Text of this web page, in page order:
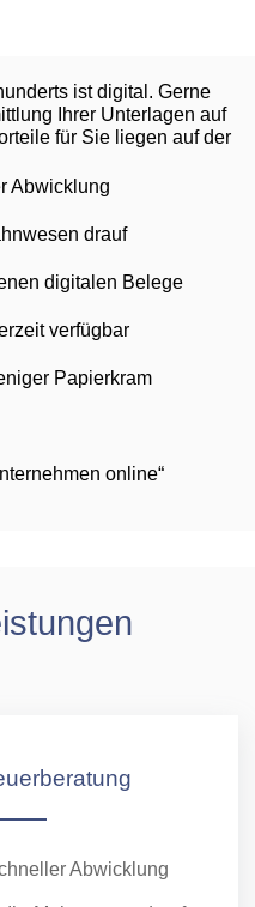
ist digital. Gerne
Ihrer Unterlagen auf
für Sie liegen auf der
Abwicklung
drauf
digitalen Belege
verfügbar
Papierkram
online“
Abwicklung